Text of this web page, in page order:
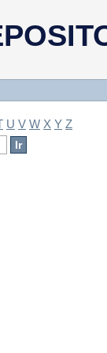
U V W X Y Z